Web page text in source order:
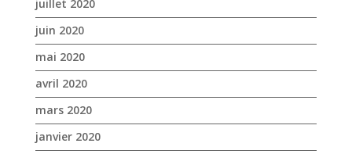
janvier 2020
décembre 2019
novembre 2019
octobre 2019
septembre 2019
août 2019